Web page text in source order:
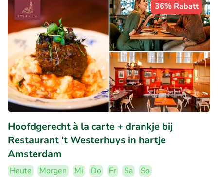
36% Rabatt
Hoofdgerecht à la carte + drankje bij
Restaurant 't Westerhuys in hartje
Amsterdam
Heute Morgen Mi Do Fr Sa
So